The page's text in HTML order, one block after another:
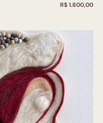
R$ 1.800,00